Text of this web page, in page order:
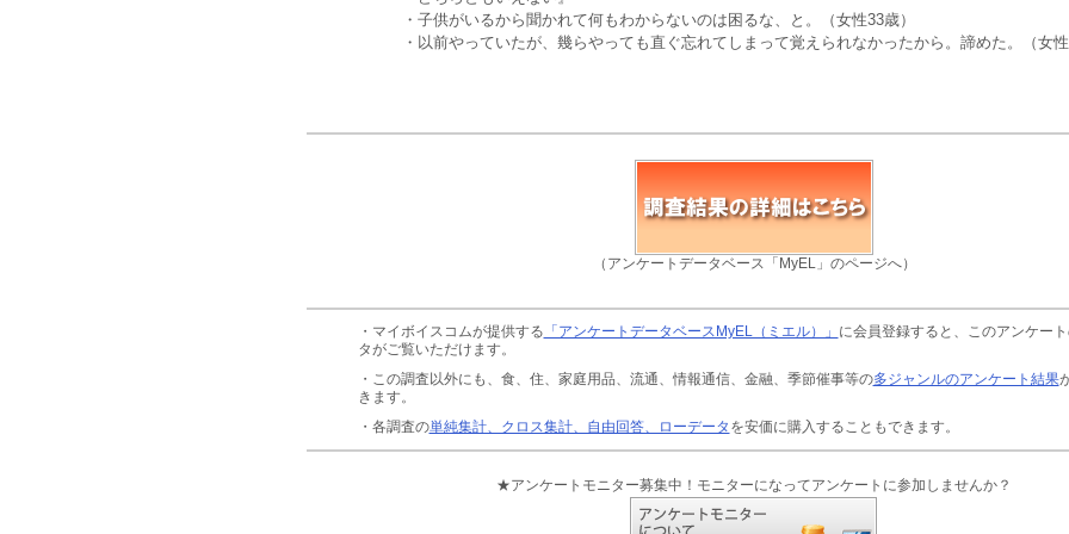
・子供がいるから聞かれて何もわからないのは困るな、と。（女性33歳）
・以前やっていたが、幾らやっても直ぐ忘れてしまって覚えられなかったから。諦めた。（女性
（アンケートデータベース「MyEL」のページへ）
・マイボイスコムが提供する 「アンケートデータベースMyEL（ミエル）」 に会員登録すると、このアンケー
タがご覧いただけます。
・この調査以外にも、食、住、家庭用品、流通、情報通信、金融、季節催事等の多ジャンルのアンケート結果
きます。
・各調査の単純集計、クロス集計、自由回答、ローデータ を安価に購入することもできます。
★アンケートモニター募集中！モニターになってアンケートに参加しませんか？